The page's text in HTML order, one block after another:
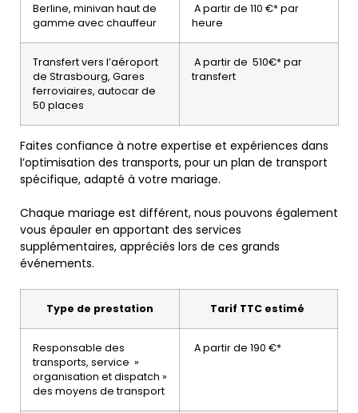
Berline, minivan haut de
gamme avec chauffeur
A partir de 110 €* par
heure
Transfert vers l’aéroport
de Strasbourg, Gares
ferroviaires, autocar de
50 places
A partir de 510€* par
transfert
Faites confiance à notre expertise et expériences dans
l’optimisation des transports, pour un plan de transport
spécifique, adapté à votre mariage.
Chaque mariage est différent, nous pouvons également
vous épauler en apportant des services
supplémentaires, appréciés lors de ces grands
événements.
Type de prestation Tarif TTC estimé
Responsable des
transports, service »
organisation et dispatch »
des moyens de transport
A partir de 190 €*